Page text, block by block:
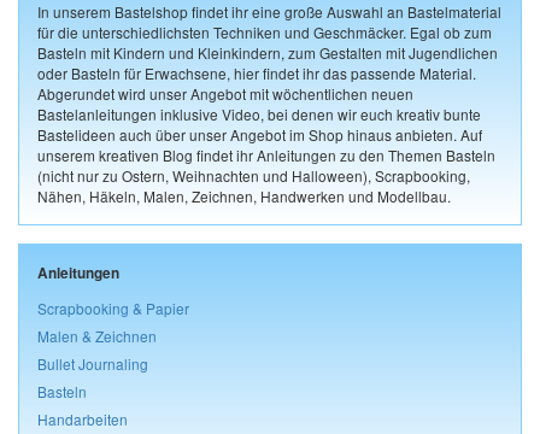
In unserem Bastelshop findet ihr eine große Auswahl an Bastelmaterial
für die unterschiedlichsten Techniken und Geschmäcker. Egal ob zum
Basteln mit Kindern und Kleinkindern, zum Gestalten mit Jugendlichen
oder Basteln für Erwachsene, hier findet ihr das passende Material.
Abgerundet wird unser Angebot mit wöchentlichen neuen
Bastelanleitungen inklusive Video, bei denen wir euch kreativ bunte
Bastelideen auch über unser Angebot im Shop hinaus anbieten. Auf
unserem kreativen Blog findet ihr Anleitungen zu den Themen Basteln
(nicht nur zu Ostern, Weihnachten und Halloween), Scrapbooking,
Nähen, Häkeln, Malen, Zeichnen, Handwerken und Modellbau.
Anleitungen
Scrapbooking & Papier
Malen & Zeichnen
Bullet Journaling
Basteln
Handarbeiten